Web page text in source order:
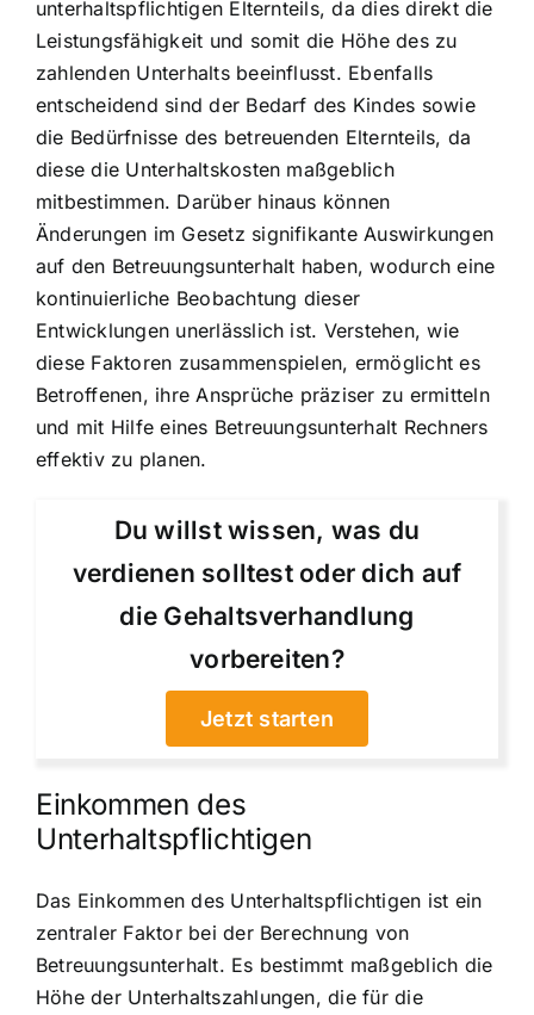
unterhaltspflichtigen Elternteils, da dies direkt die
Leistungsfähigkeit und somit die Höhe des zu
zahlenden Unterhalts beeinflusst. Ebenfalls
entscheidend sind der Bedarf des Kindes sowie
die Bedürfnisse des betreuenden Elternteils, da
diese die Unterhaltskosten maßgeblich
mitbestimmen. Darüber hinaus können
Änderungen im Gesetz signifikante Auswirkungen
auf den Betreuungsunterhalt haben, wodurch eine
kontinuierliche Beobachtung dieser
Entwicklungen unerlässlich ist. Verstehen, wie
diese Faktoren zusammenspielen, ermöglicht es
Betroffenen, ihre Ansprüche präziser zu ermitteln
und mit Hilfe eines Betreuungsunterhalt Rechners
effektiv zu planen.
Du willst wissen, was du
verdienen solltest oder dich auf
die Gehaltsverhandlung
vorbereiten?
Jetzt starten
Einkommen des
Unterhaltspflichtigen
Das Einkommen des Unterhaltspflichtigen ist ein
zentraler Faktor bei der Berechnung von
Betreuungsunterhalt. Es bestimmt maßgeblich die
Höhe der Unterhaltszahlungen, die für die